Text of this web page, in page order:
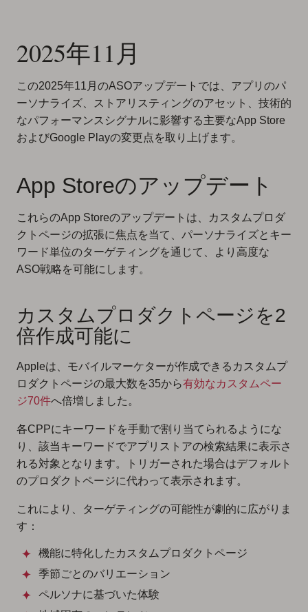
2025年11月
この2025年11月のASOアップデートでは、アプリのパ
ーソナライズ、ストアリスティングのアセット、技術的
なパフォーマンスシグナルに影響する主要なApp Store
およびGoogle Playの変更点を取り上げます。
App Storeのアップデート
これらのApp Storeのアップデートは、カスタムプロダ
クトページの拡張に焦点を当て、パーソナライズとキー
ワード単位のターゲティングを通じて、より高度な
ASO戦略を可能にします。
カスタムプロダクトページを2
倍作成可能に
Appleは、モバイルマーケターが作成できるカスタムプ
ロダクトページの最大数を35から有効なカスタムペー
ジ70件へ倍増しました。
各CPPにキーワードを手動で割り当てられるようにな
り、該当キーワードでアプリストアの検索結果に表示さ
れる対象となります。トリガーされた場合はデフォルト
のプロダクトページに代わって表示されます。
これにより、ターゲティングの可能性が劇的に広がりま
す：
機能に特化したカスタムプロダクトページ
季節ごとのバリエーション
ペルソナに基づいた体験